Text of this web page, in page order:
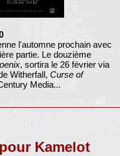
l'automne prochain avec
partie. Le douzième
, sortira le 26 février via
Witherfall, Curse of
Media...
Kamelot